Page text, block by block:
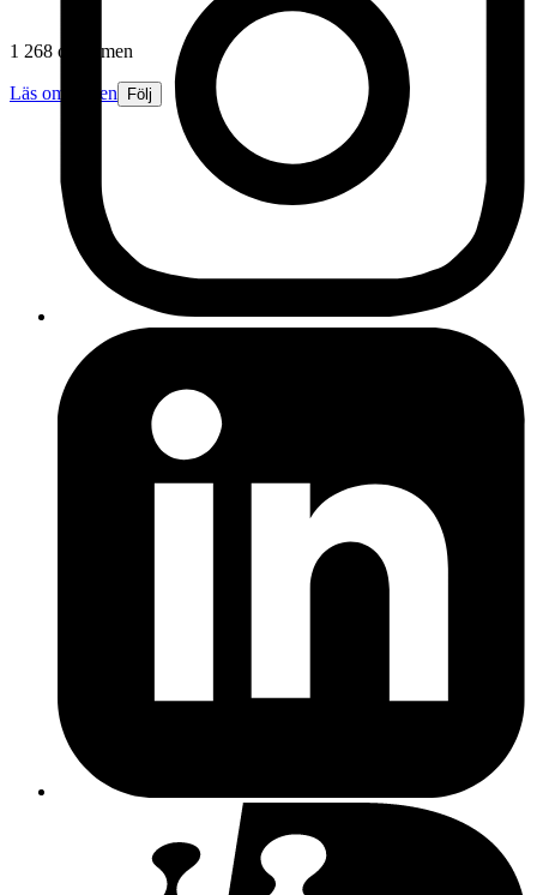
1 268 omdömen
Läs omdömen Följ